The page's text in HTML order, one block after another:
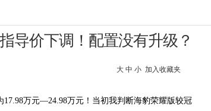
导价下调！配置没有升级？
大 中 小 加入收藏夹
万元—24.98万元！当初我判断海豹荣耀版较冠